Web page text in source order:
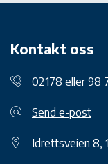
Kontakt oss
02178 eller 98
Send e-post
Idrettsveien 8,